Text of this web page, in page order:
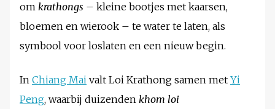
om krathongs – kleine bootjes met kaarsen,
bloemen en wierook – te water te laten, als
symbool voor loslaten en een nieuw begin.
In Chiang Mai valt Loi Krathong samen met Yi
Peng, waarbij duizenden khom loi